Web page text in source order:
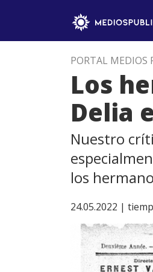
PORTAL MEDIOS
Los
Delia
Nuestro
los
24.05.2022 |